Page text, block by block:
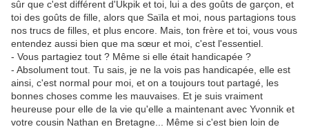
sûr que c'est différent d'Ukpik et toi, lui a des goûts de garçon, et
toi des goûts de fille, alors que Saïla et moi, nous partagions tous
nos trucs de filles, et plus encore. Mais, ton frère et toi, vous vous
entendez aussi bien que ma sœur et moi, c'est l'essentiel.
- Vous partagiez tout ? Même si elle était handicapée ?
- Absolument tout. Tu sais, je ne la vois pas handicapée, elle est
ainsi, c'est normal pour moi, et on a toujours tout partagé, les
bonnes choses comme les mauvaises. Et je suis vraiment
heureuse pour elle de la vie qu'elle a maintenant avec Yvonnik et
votre cousin Nathan en Bretagne... Même si c'est bien loin de